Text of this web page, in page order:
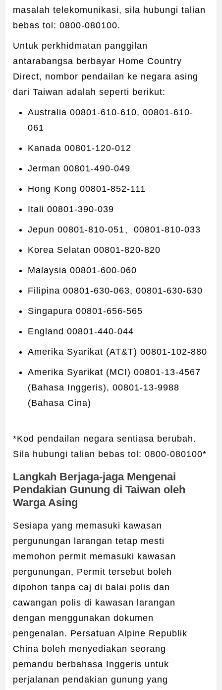
masalah telekomunikasi, sila hubungi talian
bebas tol: 0800-080100.
Untuk perkhidmatan panggilan
antarabangsa berbayar Home Country
Direct, nombor pendailan ke negara asing
dari Taiwan adalah seperti berikut:
Australia 00801-610-610, 00801-610-
061
Kanada 00801-120-012
Jerman 00801-490-049
Hong Kong 00801-852-111
Itali 00801-390-039
Jepun 00801-810-051、00801-810-033
Korea Selatan 00801-820-820
Malaysia 00801-600-060
Filipina 00801-630-063, 00801-630-630
Singapura 00801-656-565
England 00801-440-044
Amerika Syarikat (AT&T) 00801-102-880
Amerika Syarikat (MCI) 00801-13-4567
(Bahasa Inggeris), 00801-13-9988
(Bahasa Cina)
*Kod pendailan negara sentiasa berubah.
Sila hubungi talian bebas tol: 0800-080100*
Langkah Berjaga-jaga Mengenai
Pendakian Gunung di Taiwan oleh
Warga Asing
Sesiapa yang memasuki kawasan
pergunungan larangan tetap mesti
memohon permit memasuki kawasan
pergunungan, Permit tersebut boleh
dipohon tanpa caj di balai polis dan
cawangan polis di kawasan larangan
dengan menggunakan dokumen
pengenalan. Persatuan Alpine Republik
China boleh menyediakan seorang
pemandu berbahasa Inggeris untuk
perjalanan pendakian gunung yang